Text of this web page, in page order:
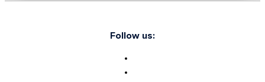
Follow us: